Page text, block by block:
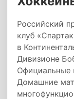
Российский
клуб
в
Дивизионе
Официальные
Домашние